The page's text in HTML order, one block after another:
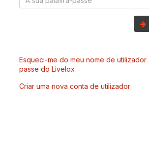
Esqueci-me do meu nome de utilizador
passe do Livelox
Criar uma nova conta de utilizador